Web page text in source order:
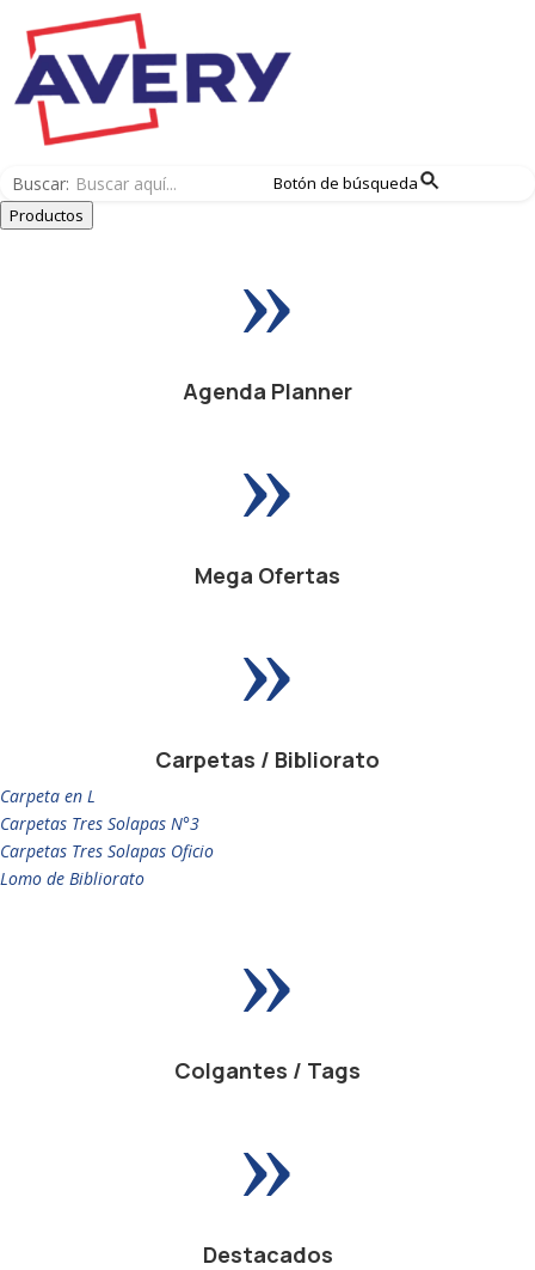
Buscar:
Botón de búsqueda
Productos
»
Agenda Planner
»
Mega Ofertas
»
Carpetas / Bibliorato
Carpeta en L
Carpetas Tres Solapas N°3
Carpetas Tres Solapas Oficio
Lomo de Bibliorato
»
Colgantes / Tags
»
Destacados